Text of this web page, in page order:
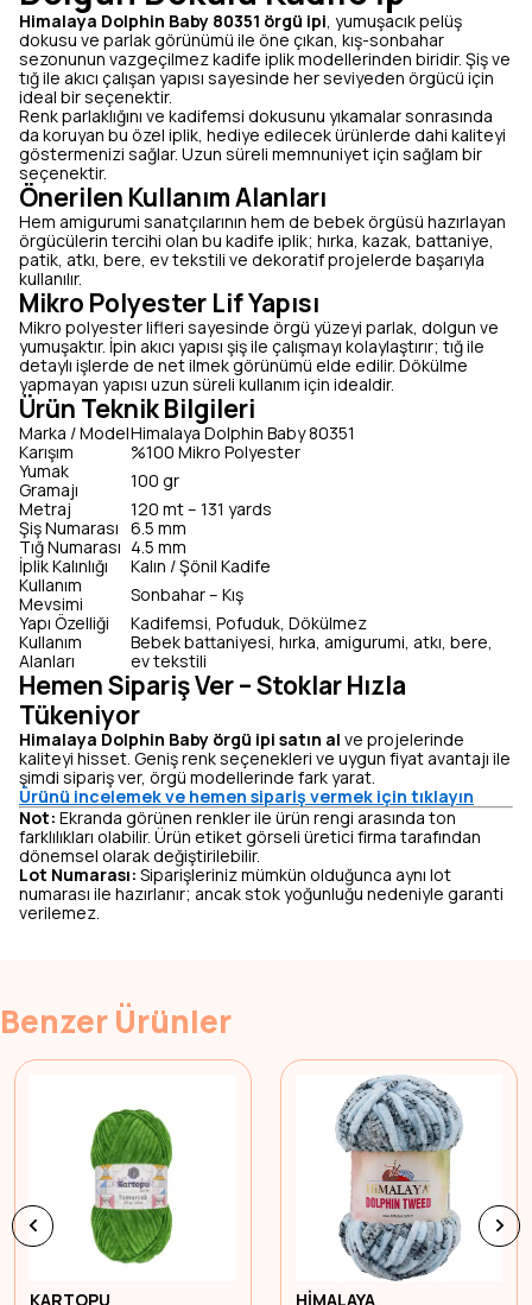
Himalaya Dolphin Baby 80351 örgü ipi, yumuşacık pelüş
dokusu ve parlak görünümü ile öne çıkan, kış-sonbahar
sezonunun vazgeçilmez kadife iplik modellerinden biridir. Şiş ve
tığ ile akıcı çalışan yapısı sayesinde her seviyeden örgücü için
ideal bir seçenektir.
Renk parlaklığını ve kadifemsi dokusunu yıkamalar sonrasında
da koruyan bu özel iplik, hediye edilecek ürünlerde dahi kaliteyi
göstermenizi sağlar. Uzun süreli memnuniyet için sağlam bir
seçenektir.
Önerilen Kullanım Alanları
Hem amigurumi sanatçılarının hem de bebek örgüsü hazırlayan
örgücülerin tercihi olan bu kadife iplik; hırka, kazak, battaniye,
patik, atkı, bere, ev tekstili ve dekoratif projelerde başarıyla
kullanılır.
Mikro Polyester Lif Yapısı
Mikro polyester lifleri sayesinde örgü yüzeyi parlak, dolgun ve
yumuşaktır. İpin akıcı yapısı şiş ile çalışmayı kolaylaştırır; tığ ile
detaylı işlerde de net ilmek görünümü elde edilir. Dökülme
yapmayan yapısı uzun süreli kullanım için idealdir.
Ürün Teknik Bilgileri
Marka / ModelHimalaya Dolphin Baby 80351
Karışım
%100 Mikro Polyester
Yumak
Gramajı
100 gr
Metraj
120 mt – 131 yards
Şiş Numarası 6.5 mm
Tığ Numarası 4.5 mm
İplik Kalınlığı
Kalın / Şönil Kadife
Kullanım
Mevsimi
Sonbahar – Kış
Yapı Özelliği
Kadifemsi, Pofuduk, Dökülmez
Kullanım
Alanları
Bebek battaniyesi, hırka, amigurumi, atkı, bere,
ev tekstili
Hemen Sipariş Ver – Stoklar Hızla
Tükeniyor
Himalaya Dolphin Baby örgü ipi satın al ve projelerinde
kaliteyi hisset. Geniş renk seçenekleri ve uygun fiyat avantajı ile
şimdi sipariş ver, örgü modellerinde fark yarat.
Ürünü incelemek ve hemen sipariş vermek için tıklayın
Not: Ekranda görünen renkler ile ürün rengi arasında ton
farklılıkları olabilir. Ürün etiket görseli üretici firma tarafından
dönemsel olarak değiştirilebilir.
Lot Numarası: Siparişleriniz mümkün olduğunca aynı lot
numarası ile hazırlanır; ancak stok yoğunluğu nedeniyle garanti
verilemez.
Benzer Ürünler
KARTOPU HİMALAYA